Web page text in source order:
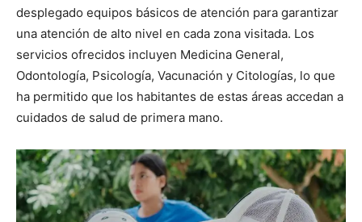
desplegado equipos básicos de atención para garantizar
una atención de alto nivel en cada zona visitada. Los
servicios ofrecidos incluyen Medicina General,
Odontología, Psicología, Vacunación y Citologías, lo que
ha permitido que los habitantes de estas áreas accedan a
cuidados de salud de primera mano.